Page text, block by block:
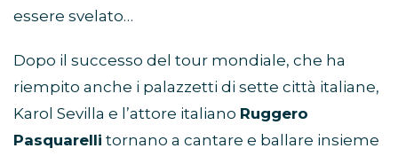
essere svelato…
Dopo il successo del tour mondiale, che ha
riempito anche i palazzetti di sette città italiane,
Karol Sevilla e l’attore italiano Ruggero
Pasquarelli tornano a cantare e ballare insieme